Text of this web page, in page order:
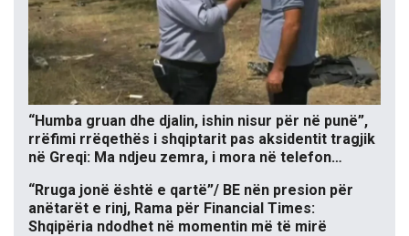
“Humba gruan dhe djalin, ishin nisur për në punë”,
rrëfimi rrëqethës i shqiptarit pas aksidentit tragjik
në Greqi: Ma ndjeu zemra, i mora në telefon…
“Rruga jonë është e qartë”/ BE nën presion për
anëtarët e rinj, Rama për Financial Times:
Shqipëria ndodhet në momentin më të mirë